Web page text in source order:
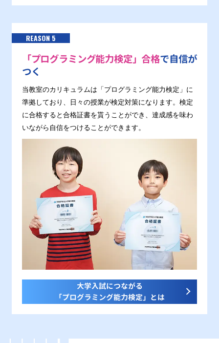
REASON 5
「プログラミング能力検定」合格で自信が
つく
当教室のカリキュラムは「プログラミング能力検定」に
準拠しており、日々の授業が検定対策になります。検定
に合格すると合格証書を貰うことができ、達成感を味わ
いながら自信をつけることができます。
大学入試につながる
「プログラミング能力検定」とは